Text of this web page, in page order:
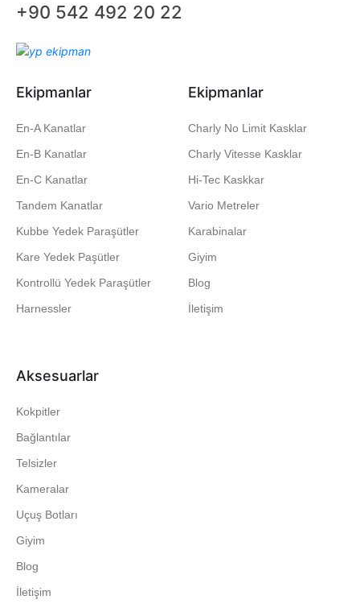
+90 542 492 20 22
Ekipmanlar
En-A Kanatlar
En-B Kanatlar
En-C Kanatlar
Tandem Kanatlar
Kubbe Yedek Paraşütler
Kare Yedek Paşütler
Kontrollü Yedek Paraşütler
Harnessler
Ekipmanlar
Charly No Limit Kasklar
Charly Vitesse Kasklar
Hi-Tec Kaskkar
Vario Metreler
Karabinalar
Giyim
Blog
İletişim
Aksesuarlar
Kokpitler
Bağlantılar
Telsizler
Kameralar
Uçuş Botları
Giyim
Blog
İletişim